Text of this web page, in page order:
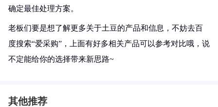
确定最佳处理方案。
老板们要是想了解更多关于土豆的产品和信息，不妨去百
度搜索“爱采购”，上面有好多相关产品可以参考对比哦，说
不定能给你的选择带来新思路~
其他推荐